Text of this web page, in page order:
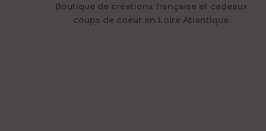
Boutique de créations française et cadeaux
coups de coeur en Loire Atlantique.